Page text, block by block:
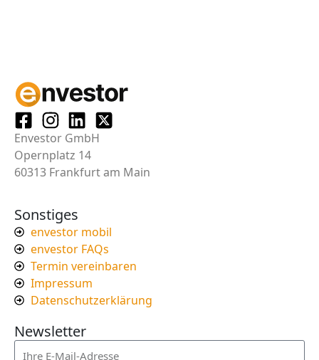
Envestor GmbH
Opernplatz 14
60313 Frankfurt am Main
Sonstiges
envestor mobil
envestor FAQs
Termin vereinbaren
Impressum
Datenschutzerklärung
Newsletter